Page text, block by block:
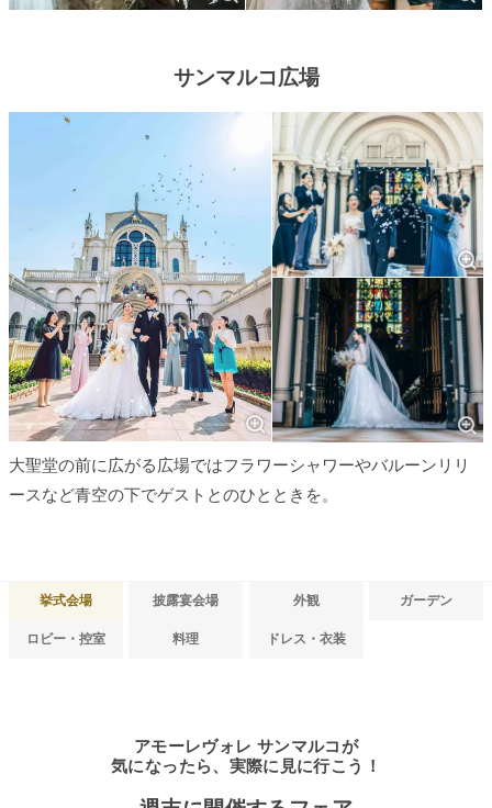
サンマルコ広場
大聖堂の前に広がる広場ではフラワーシャワーやバルーンリリ
ースなど青空の下でゲストとのひとときを。
挙式会場 披露宴会場 外観 ガーデン
ロビー・控室 料理 ドレス・衣装
アモーレヴォレ サンマルコが
気になったら、実際に見に行こう！